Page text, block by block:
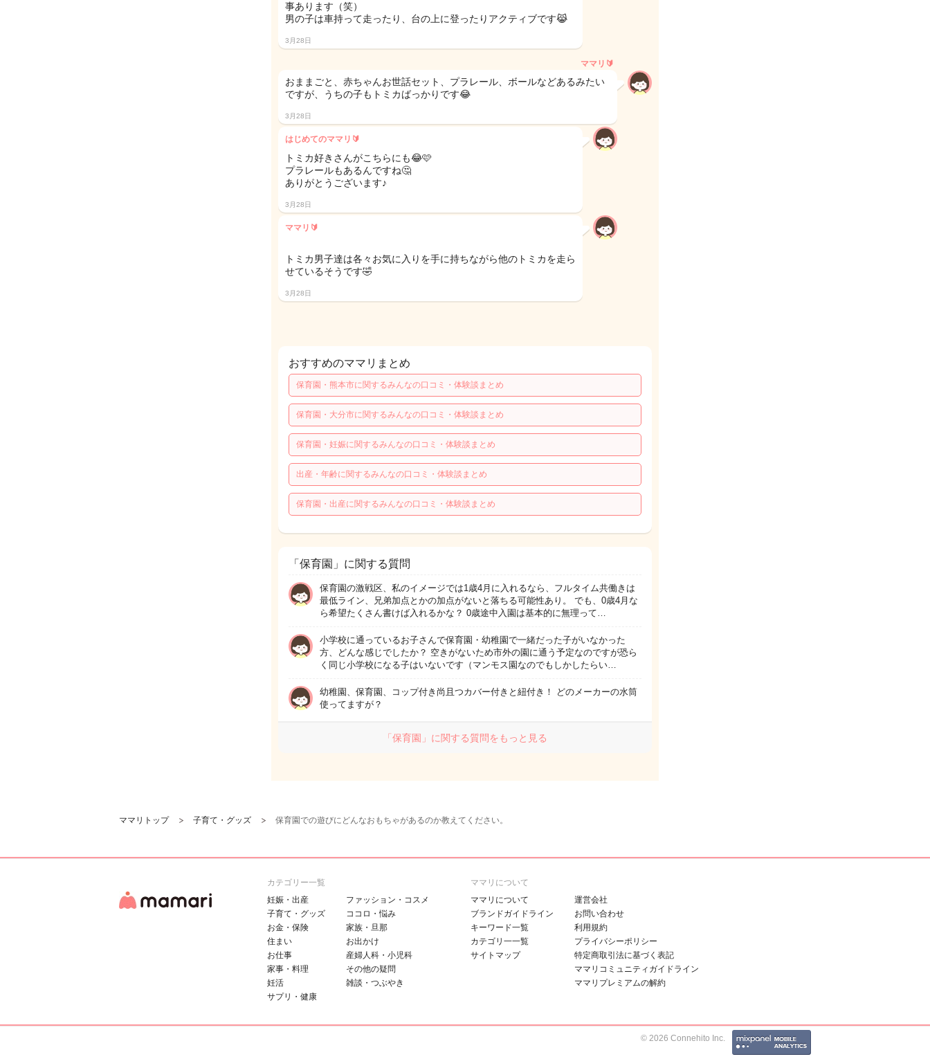
事あります（笑）
男の子は車持って走ったり、台の上に登ったりアクティブです😹
3月28日
ママリ🔰
おままごと、赤ちゃんお世話セット、プラレール、ボールなどあるみたい
ですが、うちの子もトミカばっかりです😂
3月28日
はじめてのママリ🔰
トミカ好きさんがこちらにも😂🩷
プラレールもあるんですね🤔
ありがとうございます♪
3月28日
ママリ🔰
トミカ男子達は各々お気に入りを手に持ちながら他のトミカを走ら
せているそうです🤣
3月28日
おすすめのママリまとめ
保育園・熊本市に関するみんなの口コミ・体験談まとめ
保育園・大分市に関するみんなの口コミ・体験談まとめ
保育園・妊娠に関するみんなの口コミ・体験談まとめ
出産・年齢に関するみんなの口コミ・体験談まとめ
保育園・出産に関するみんなの口コミ・体験談まとめ
「保育園」に関する質問
保育園の激戦区、私のイメージでは1歳4月に入れるなら、フルタイム共働きは
最低ライン、兄弟加点とかの加点がないと落ちる可能性あり。 でも、0歳4月な
ら希望たくさん書けば入れるかな？ 0歳途中入園は基本的に無理って…
小学校に通っているお子さんで保育園・幼稚園で一緒だった子がいなかった
方、どんな感じでしたか？ 空きがないため市外の園に通う予定なのですが恐ら
く同じ小学校になる子はいないです（マンモス園なのでもしかしたらい…
幼稚園、保育園、コップ付き尚且つカバー付きと紐付き！ どのメーカーの水筒
使ってますが？
「保育園」に関する質問をもっと見る
ママリトップ 子育て・グッズ 保育園での遊びにどんなおもちゃがあるのか教えてください。
カテゴリー一覧
妊娠・出産
子育て・グッズ
お金・保険
住まい
お仕事
家事・料理
妊活
サプリ・健康
ファッション・コスメ
ココロ・悩み
家族・旦那
お出かけ
産婦人科・小児科
その他の疑問
雑談・つぶやき
ママリについて
ママリについて
ブランドガイドライン
キーワード一覧
カテゴリ一一覧
サイトマップ
運営会社
お問い合わせ
利用規約
プライバシーポリシー
特定商取引法に基づく表記
ママリコミュニティガイドライン
ママリプレミアムの解約
© 2026 Connehito Inc.